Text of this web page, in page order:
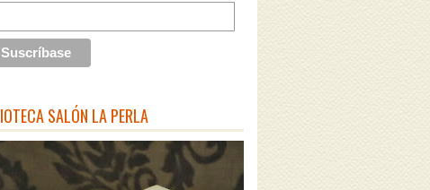
SALÓN LA PERLA